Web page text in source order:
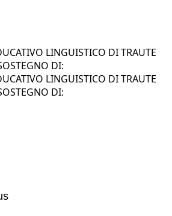
LINGUISTICO DI TRAUTE
DI:
LINGUISTICO DI TRAUTE
DI: